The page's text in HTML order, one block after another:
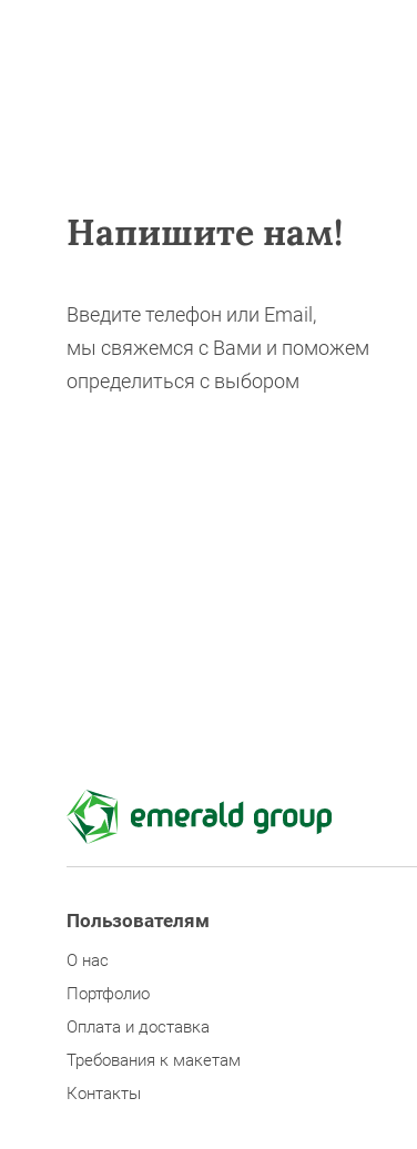
Напишите нам!
Введите телефон или Email,
мы свяжемся с Вами и поможем
определиться с выбором
Пользователям
О нас
Портфолио
Оплата и доставка
Требования к макетам
Контакты